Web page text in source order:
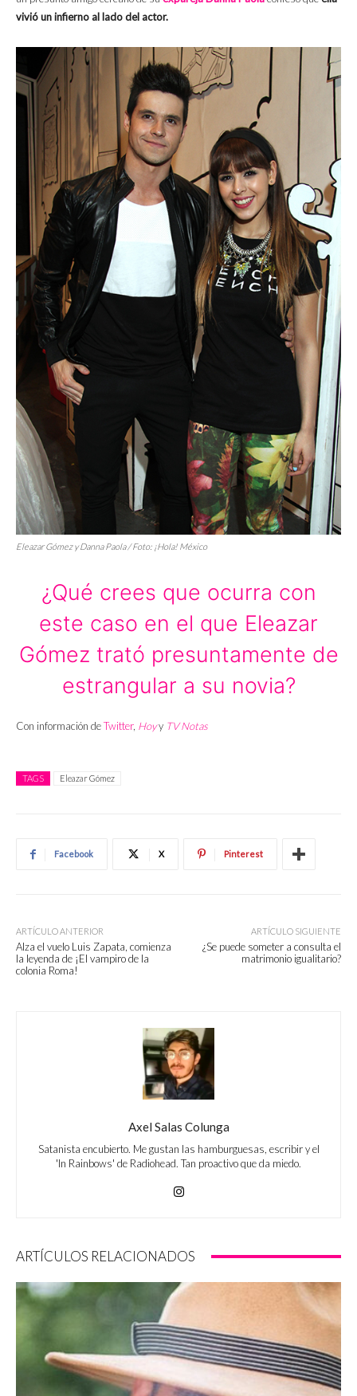
vivió un infierno al lado del actor.
Eleazar Gómez y Danna Paola / Foto: ¡Hola! México
¿Qué crees que ocurra con
este caso en el que Eleazar
Gómez trató presuntamente de
estrangular a su novia?
Con información deTwitter, Hoyy TV Notas
TAGS Eleazar Gómez
Facebook X Pinterest
ARTÍCULO ANTERIOR
Alza el vuelo Luis Zapata, comienza
la leyenda de ¡El vampiro de la
colonia Roma!
ARTÍCULO SIGUIENTE
¿Se puede someter a consulta el
matrimonio igualitario?
Axel Salas Colunga
Satanista encubierto. Me gustan las hamburguesas, escribir y el
'In Rainbows' de Radiohead. Tan proactivo que da miedo.
ARTÍCULOS RELACIONADOS